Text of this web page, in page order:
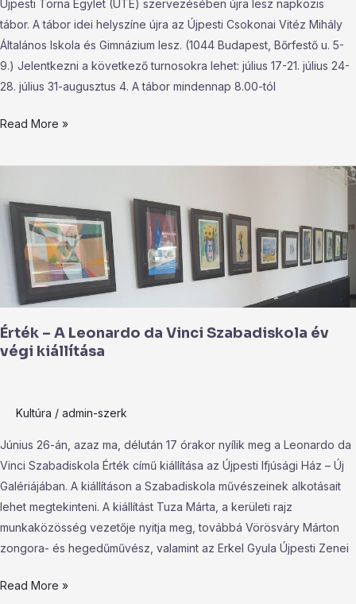
Újpesti Torna Egylet (UTE) szervezésében újra lesz napközis
tábor. A tábor idei helyszíne újra az Újpesti Csokonai Vitéz Mihály
Általános Iskola és Gimnázium lesz. (1044 Budapest, Bőrfestő u. 5-
9.) Jelentkezni a következő turnosokra lehet: július 17-21. július 24-
28. július 31-augusztus 4. A tábor mindennap 8.00-tól
Read More »
Érték – A Leonardo da Vinci Szabadiskola év
végi kiállítása
Kultúra / admin-szerk
Június 26-án, azaz ma, délután 17 órakor nyílik meg a Leonardo da
Vinci Szabadiskola Érték című kiállítása az Újpesti Ifjúsági Ház – Új
Galériájában. A kiállításon a Szabadiskola művészeinek alkotásait
lehet megtekinteni. A kiállítást Tuza Márta, a kerületi rajz
munkaközösség vezetője nyitja meg, továbbá Vörösváry Márton
zongora- és hegedűművész, valamint az Erkel Gyula Újpesti Zenei
Leonardo
Vinci
Szabadiskola
végi
kiállítása
Read More »